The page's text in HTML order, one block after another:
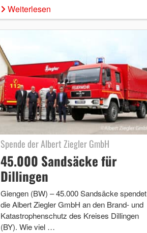
Weiterlesen
Spende der Albert Ziegler GmbH
45.000 Sandsäcke für
Dillingen
Giengen (BW) – 45.000 Sandsäcke spendet
die Albert Ziegler GmbH an den Brand- und
Katastrophenschutz des Kreises Dillingen
(BY). Wie viel …